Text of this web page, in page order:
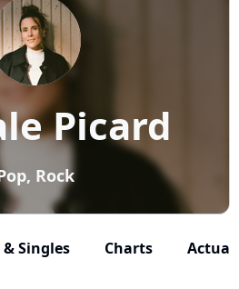
Picard
Rock
Singles Charts